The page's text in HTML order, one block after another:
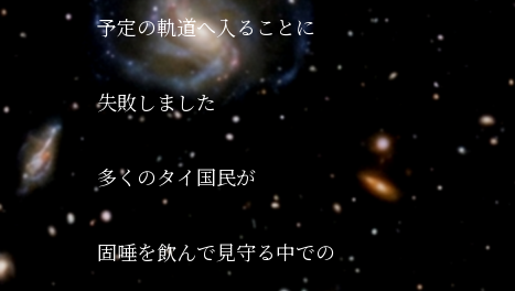
予定の軌道へ入ることに
失敗しました
多くのタイ国民が
固唾を飲んで見守る中での